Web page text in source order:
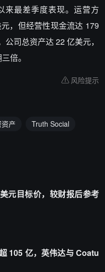
来最差季度表现。运营方
，但经营性现金流达 179
司总资产达 22 亿美元，
倍。
风险提示
产 Truth Social
元目标价，较财报后参考
105 亿，英伟达与 Coatu